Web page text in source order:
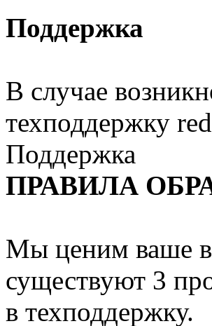
Поддержка
В случае
техподдержку
Поддержка
ПРАВИЛА
Мы ценим ваше
существуют 3
в техподдержку.